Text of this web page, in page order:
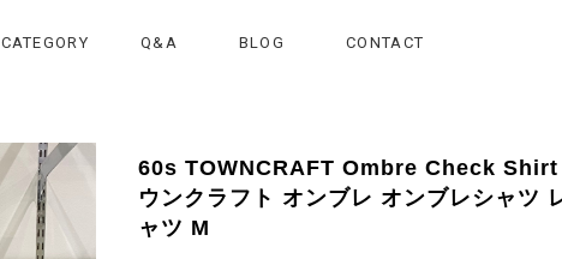
CATEGORY Q&A BLOG CONTACT
60s TOWNCRAFT Ombre Check Shirt
ウンクラフト オンブレ オンブレシャツ
ャツ M